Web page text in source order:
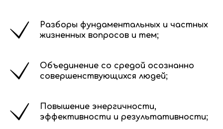
Разборы фундаментальных и частных
жизненных вопросов и тем;
Объединение со средой осознанно
совершенствующихся людей;
Повышение энергичности,
эффективности и результативности;